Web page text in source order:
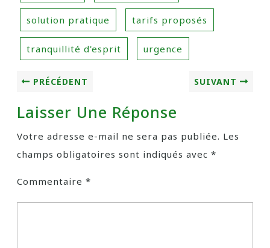
solution pratique tarifs proposés
tranquillité d'esprit urgence
PRÉCÉDENT SUIVANT
Laisser Une Réponse
Votre adresse e-mail ne sera pas publiée. Les
champs obligatoires sont indiqués avec *
Commentaire *